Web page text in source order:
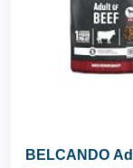
BELCANDO